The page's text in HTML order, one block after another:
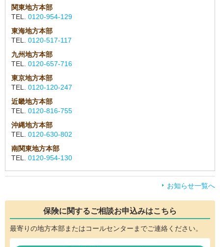
関東地方本部
TEL. 0120-954-129
東海地方本部
TEL. 0120-517-117
九州地方本部
TEL. 0120-657-716
東京地方本部
TEL. 0120-120-247
近畿地方本部
TEL. 0120-816-755
沖縄地方本部
TEL. 0120-630-802
南関東地方本部
TEL. 0120-954-130
お知らせ一覧へ
保険に関するご相談お申込みはこちら
最寄りの地方本部またはコールセンターまでご連絡ください。